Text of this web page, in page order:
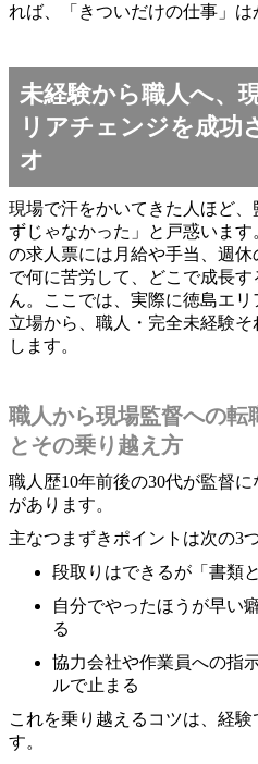
れば、「きついだけの仕事」は
未経験から職人へ、
リアチェンジを成功
オ
現場で汗をかいてきた人ほど
ずじゃなかった」と戸惑いま
の求人票には月給や手当、週
で何に苦労して、どこで成長
ん。ここでは、実際に徳島エ
立場から、職人・完全未経験
します。
職人から現場監督への転
とその乗り越え方
職人歴10年前後の30代が監督
があります。
主なつまずきポイントは次の3つ
段取りはできるが「書類
自分でやったほうが早い
る
協力会社や作業員への指
ルで止まる
これを乗り越えるコツは、経験
す。